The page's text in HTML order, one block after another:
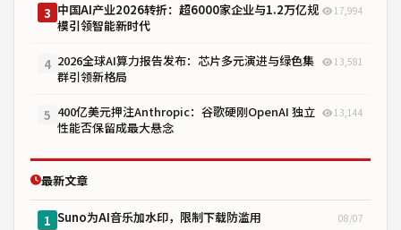
3 中国AI产业2026转折：超6000家企业与1.2万亿规
模引领智能新时代
17,994
4 2026全球AI算力报告发布：芯片多元演进与绿色集
群引领新格局
13,581
5 400亿美元押注Anthropic：谷歌硬刚OpenAI 独立
性能否保留成最大悬念
13,144
最新文章
1 Suno为AI音乐加水印，限制下载防滥用 08/07